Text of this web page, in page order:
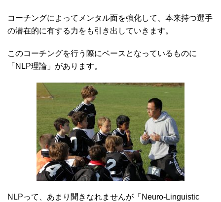
コーチングによってメンタル面を強化して、本来持つ選手
の潜在的に有する力をも引き出していきます。
このコーチングを行う際にベースとなっているものに
「NLP理論」があります。
NLPって、あまり聞きなれませんが「Neuro-Linguistic